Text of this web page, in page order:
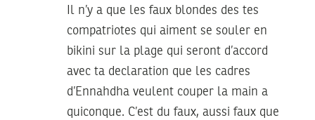
Il n’y a que les faux blondes des tes
compatriotes qui aiment se souler en
bikini sur la plage qui seront d’accord
avec ta declaration que les cadres
d’Ennahdha veulent couper la main a
quiconque. C’est du faux, aussi faux que